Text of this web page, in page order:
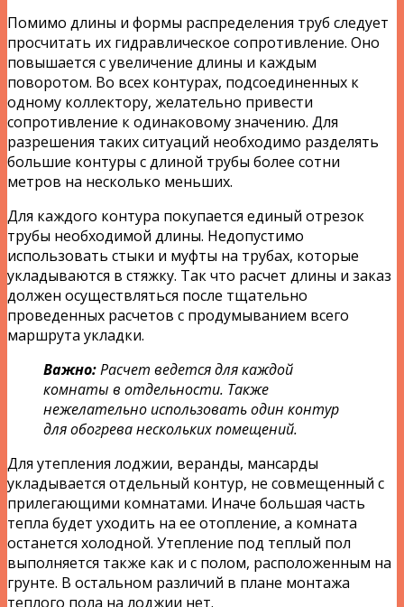
Помимо длины и формы распределения труб следует
просчитать их гидравлическое сопротивление. Оно
повышается с увеличение длины и каждым
поворотом. Во всех контурах, подсоединенных к
одному коллектору, желательно привести
сопротивление к одинаковому значению. Для
разрешения таких ситуаций необходимо разделять
большие контуры с длиной трубы более сотни
метров на несколько меньших.
Для каждого контура покупается единый отрезок
трубы необходимой длины. Недопустимо
использовать стыки и муфты на трубах, которые
укладываются в стяжку. Так что расчет длины и заказ
должен осуществляться после тщательно
проведенных расчетов с продумыванием всего
маршрута укладки.
Важно:Расчет ведется для каждой
комнаты в отдельности. Также
нежелательно использовать один контур
для обогрева нескольких помещений.
Для утепления лоджии, веранды, мансарды
укладывается отдельный контур, не совмещенный с
прилегающими комнатами. Иначе большая часть
тепла будет уходить на ее отопление, а комната
останется холодной. Утепление под теплый пол
выполняется также как и с полом, расположенным на
грунте. В остальном различий в плане монтажа
теплого пола на лоджии нет.